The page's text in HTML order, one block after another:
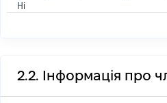
Ні
2.2. Інформація про